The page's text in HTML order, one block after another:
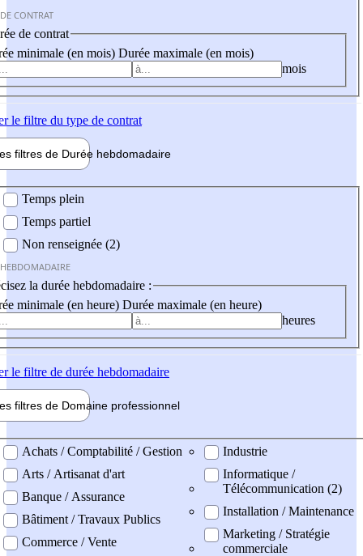
CONTRAT
de contrat
minimale (en mois) Durée maximale (en mois)
mois
le filtre du type de contrat
filtres de Durée hebdomadaire
Temps plein
Temps partiel
Non renseignée (2)
la durée hebdomadaire :
minimale (en heure) Durée maximale (en heure)
heures
le filtre de durée hebdomadaire
filtres de Domaine professionnel
professionel
Achats / Comptabilité / Gestion
Arts / Artisanat d'art
Banque / Assurance
Bâtiment / Travaux Publics
Commerce / Vente
Industrie
Informatique /
Télécommunication (2)
Installation / Maintenance
Marketing / Stratégie
commerciale